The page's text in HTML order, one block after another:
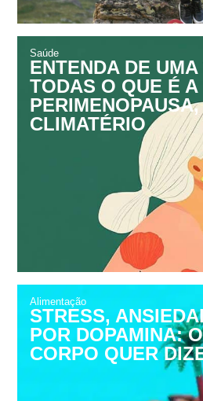
Saúde
ENTENDA DE
TODAS O QUE É A
CLIMATÉRIO
Alimentação
STRESS,
POR DOPAMINA:
CORPO QUER